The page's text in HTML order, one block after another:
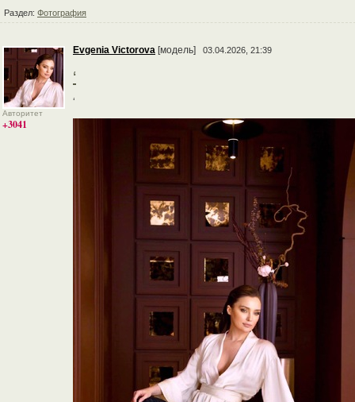
Раздел: Фотография
Авторитет
+3041
Evgenia Victorova [модель] 03.04.2026, 21:39
‘
‘